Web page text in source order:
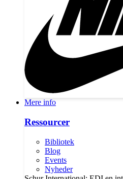
Mere info
Ressourcer
Bibliotek
Blog
Events
Nyheder